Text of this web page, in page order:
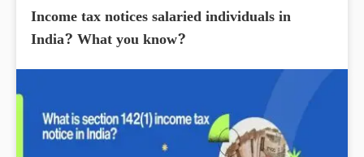
Income tax notices salaried individuals in
India? What you know?